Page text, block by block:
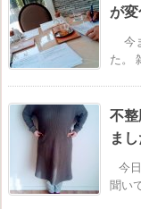
が変
今
た。
不
ま
今
聞い